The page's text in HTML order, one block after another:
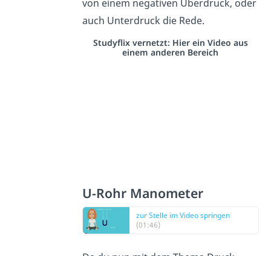
von einem negativen Überdruck, oder
auch Unterdruck die Rede.
Studyflix vernetzt: Hier ein Video aus
einem anderen Bereich
U-Rohr Manometer
zur Stelle im Video springen
(01:46)